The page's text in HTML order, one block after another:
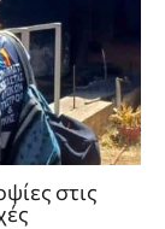
στις